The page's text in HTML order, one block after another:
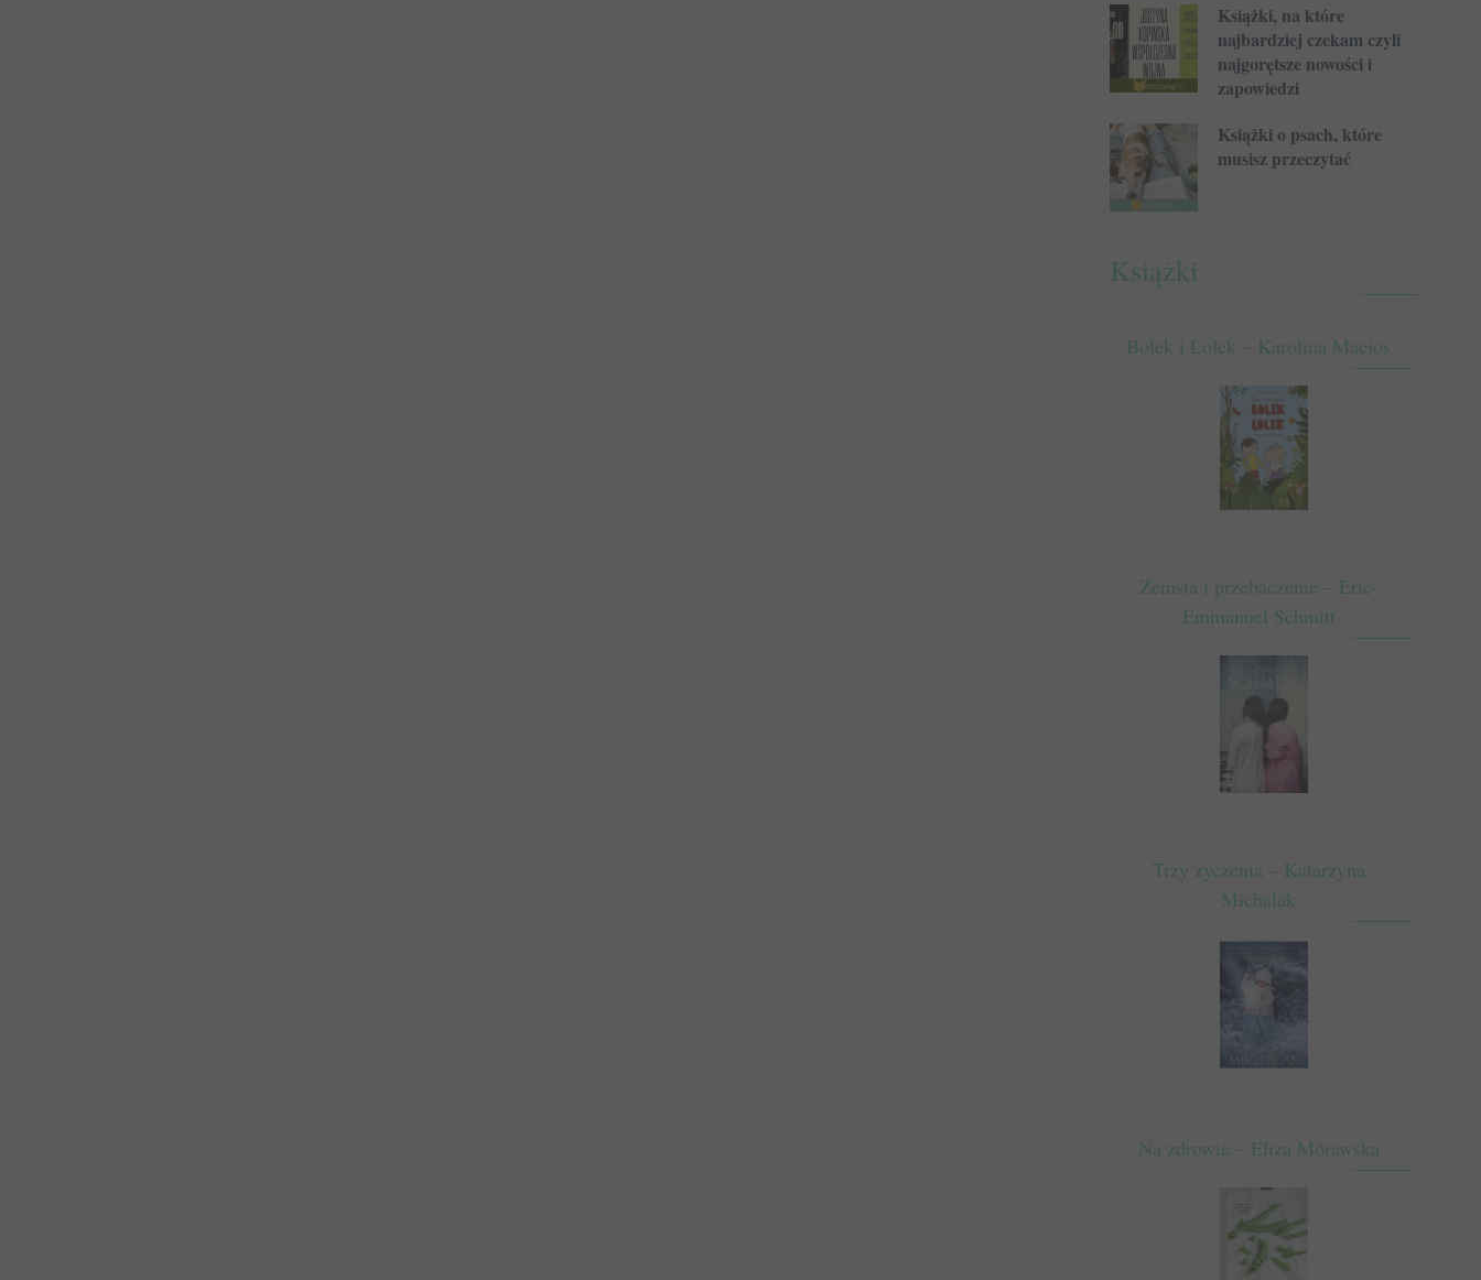
Książki, na które
najbardziej czekam czyli
najgorętsze nowości i
zapowiedzi
Książki o psach, które
musisz przeczytać
Książki
Bolek i Lolek – Karolina Macios
Zemsta i przebaczenie – Eric-
Emmanuel Schmitt
Trzy życzenia – Katarzyna
Michalak
Na zdrowie – Eliza Mórawska